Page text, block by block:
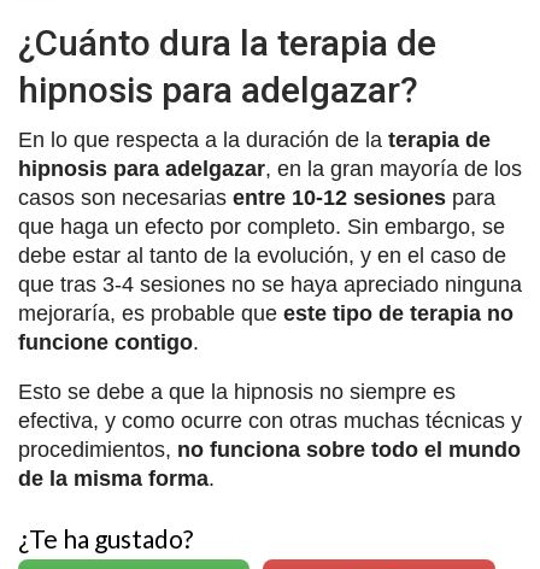
¿Cuánto dura la terapia de
hipnosis para adelgazar?
En lo que respecta a la duración de la terapia de
hipnosis para adelgazar, en la gran mayoría de los
casos son necesarias entre 10-12 sesiones para
que haga un efecto por completo. Sin embargo, se
debe estar al tanto de la evolución, y en el caso de
que tras 3-4 sesiones no se haya apreciado ninguna
mejoraría, es probable que este tipo de terapia no
funcione contigo.
Esto se debe a que la hipnosis no siempre es
efectiva, y como ocurre con otras muchas técnicas y
procedimientos, no funciona sobre todo el mundo
de la misma forma.
¿Te ha gustado?